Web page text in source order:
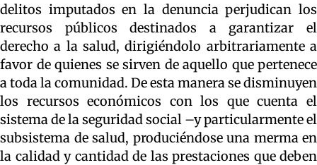
delitos imputados en la denuncia perjudican los
recursos públicos destinados a garantizar el
derecho a la salud, dirigiéndolo arbitrariamente a
favor de quienes se sirven de aquello que pertenece
a toda la comunidad. De esta manera se disminuyen
los recursos económicos con los que cuenta el
sistema de la seguridad social –y particularmente el
subsistema de salud, produciéndose una merma en
la calidad y cantidad de las prestaciones que deben